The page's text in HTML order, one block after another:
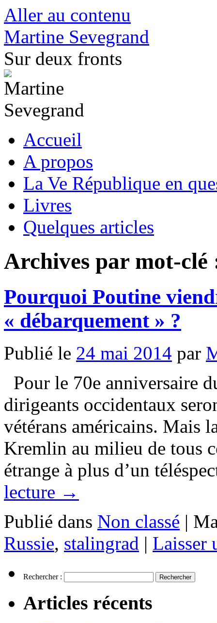
Aller au contenu
Martine Sevegrand
Sur deux fronts
Accueil
A propos
La Ve République en
Livres
Quelques articles
Archives par mot-
Pourquoi Poutine
« débarquement » ?
Publié le 24 mai 2014 par
Pour le 70e anniversaire
dirigeants occidentaux
vétérans américains. Mais
Kremlin au milieu de tous
étrange à plus d’un
lecture →
Publié dans Non classé |
Russie, stalingrad | Laisser
Rechercher :
Articles récents